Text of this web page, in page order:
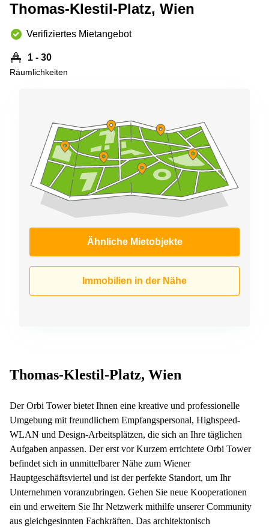
Thomas-Klestil-Platz, Wien
Verifiziertes Mietangebot
1 - 30
Räumlichkeiten
Ähnliche Mietobjekte
Immobilien in der Nähe
Thomas-Klestil-Platz, Wien
Der Orbi Tower bietet Ihnen eine kreative und professionelle
Umgebung mit freundlichem Empfangspersonal, Highspeed-
WLAN und Design-Arbeitsplätzen, die sich an Ihre täglichen
Aufgaben anpassen. Der erst vor Kurzem errichtete Orbi Tower
befindet sich in unmittelbarer Nähe zum Wiener
Hauptgeschäftsviertel und ist der perfekte Standort, um Ihr
Unternehmen voranzubringen. Gehen Sie neue Kooperationen
ein und erweitern Sie Ihr Netzwerk mithilfe unserer Community
aus gleichgesinnten Fachkräften. Das architektonisch